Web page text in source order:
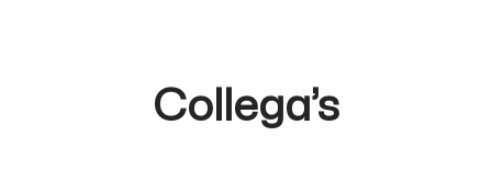
Collega’s